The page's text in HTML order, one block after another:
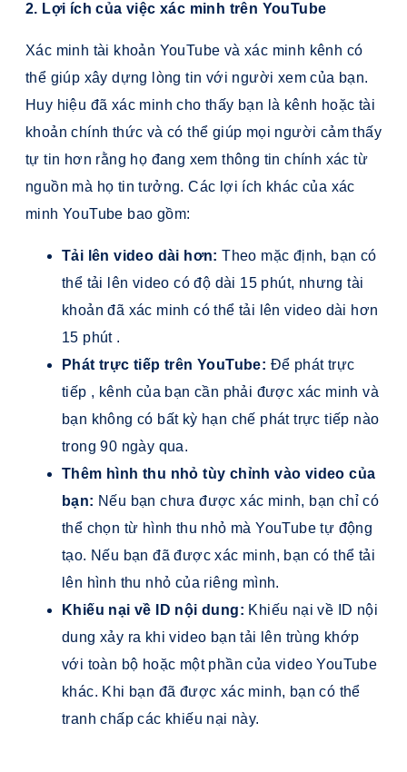
2. Lợi ích của việc xác minh trên YouTube
Xác minh tài khoản YouTube và xác minh kênh có
thể giúp xây dựng lòng tin với người xem của bạn.
Huy hiệu đã xác minh cho thấy bạn là kênh hoặc tài
khoản chính thức và có thể giúp mọi người cảm thấy
tự tin hơn rằng họ đang xem thông tin chính xác từ
nguồn mà họ tin tưởng. Các lợi ích khác của xác
minh YouTube bao gồm:
Tải lên video dài hơn: Theo mặc định, bạn có
thể tải lên video có độ dài 15 phút, nhưng tài
khoản đã xác minh có thể tải lên video dài hơn
15 phút .
Phát trực tiếp trên YouTube: Để phát trực
tiếp , kênh của bạn cần phải được xác minh và
bạn không có bất kỳ hạn chế phát trực tiếp nào
trong 90 ngày qua.
Thêm hình thu nhỏ tùy chỉnh vào video của
bạn: Nếu bạn chưa được xác minh, bạn chỉ có
thể chọn từ hình thu nhỏ mà YouTube tự động
tạo. Nếu bạn đã được xác minh, bạn có thể tải
lên hình thu nhỏ của riêng mình.
Khiếu nại về ID nội dung: Khiếu nại về ID nội
dung xảy ra khi video bạn tải lên trùng khớp
với toàn bộ hoặc một phần của video YouTube
khác. Khi bạn đã được xác minh, bạn có thể
tranh chấp các khiếu nại này.